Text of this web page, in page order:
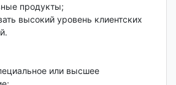
продукты;
высокий уровень клиентских
или высшее